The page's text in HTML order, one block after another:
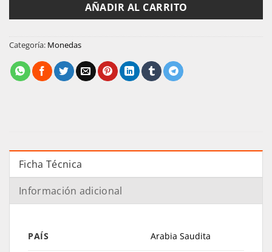
AÑADIR AL CARRITO
Categoría: Monedas
Ficha Técnica
Información adicional
PAÍS Arabia Saudita